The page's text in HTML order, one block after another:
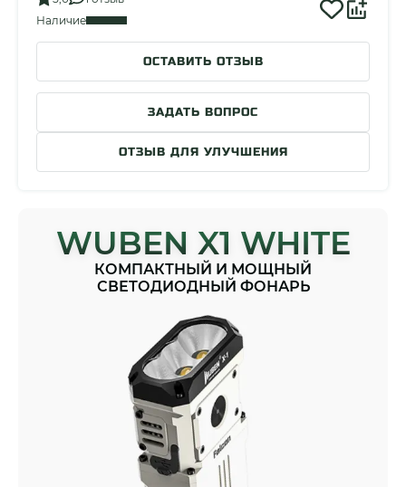
Наличие
ОСТАВИТЬ ОТЗЫВ
ЗАДАТЬ ВОПРОС
ОТЗЫВ ДЛЯ УЛУЧШЕНИЯ
WUBEN X1 WHITE
КОМПАКТНЫЙ И МОЩНЫЙ
СВЕТОДИОДНЫЙ ФОНАРЬ